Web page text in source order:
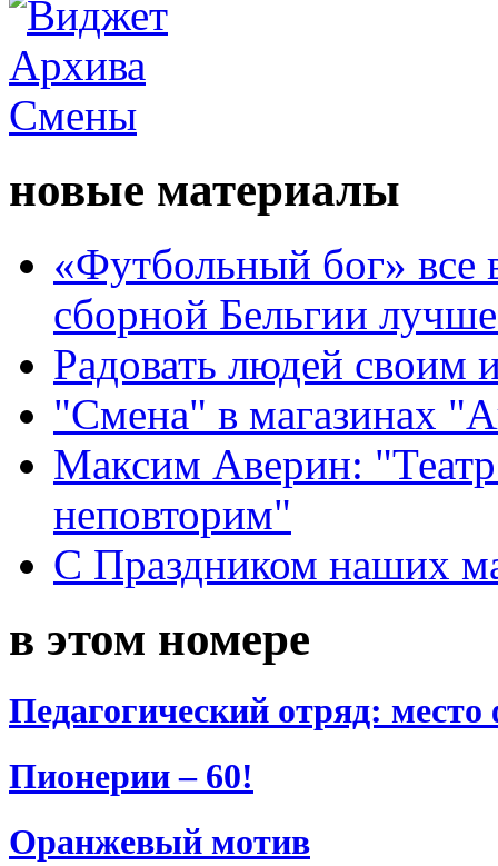
новые материалы
«Футбольный бог» все
сборной Бельгии
Радовать людей своим
"Смена" в магазинах
Максим Аверин:
неповторим"
С Праздником наших
в этом номере
Педагогический отряд:
Пионерии – 60!
Оранжевый мотив